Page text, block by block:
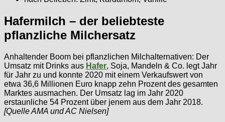
Hafermilch – der beliebteste
pflanzliche Milchersatz
Anhaltender Boom bei pflanzlichen Milchalternativen: Der
Umsatz mit Drinks aus Hafer, Soja, Mandeln & Co. legt Jahr
für Jahr zu und konnte 2020 mit einem Verkaufswert von
etwa 36,6 Millionen Euro knapp zehn Prozent des gesamten
Marktes ausmachen. Der Umsatz lag im Jahr 2020
erstaunliche 54 Prozent über jenem aus dem Jahr 2018.
[Quelle AMA und AC Nielsen]